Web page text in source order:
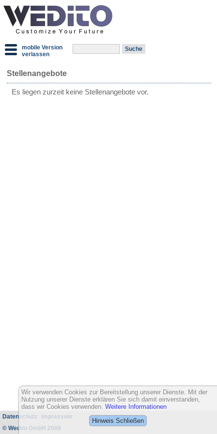
mobile Version
verlassen
Stellenangebote
Es liegen zurzeit keine Stellenangebote vor.
Datenschutz
Impressum
© Wedito GmbH 2008
Wir verwenden Cookies zur Bereitstellung unserer Dienste. Mit der
Nutzung unserer Dienste erklären Sie sich damit einverstanden,
dass wir Cookies verwenden. Weitere Informationen
Hinweis Schließen